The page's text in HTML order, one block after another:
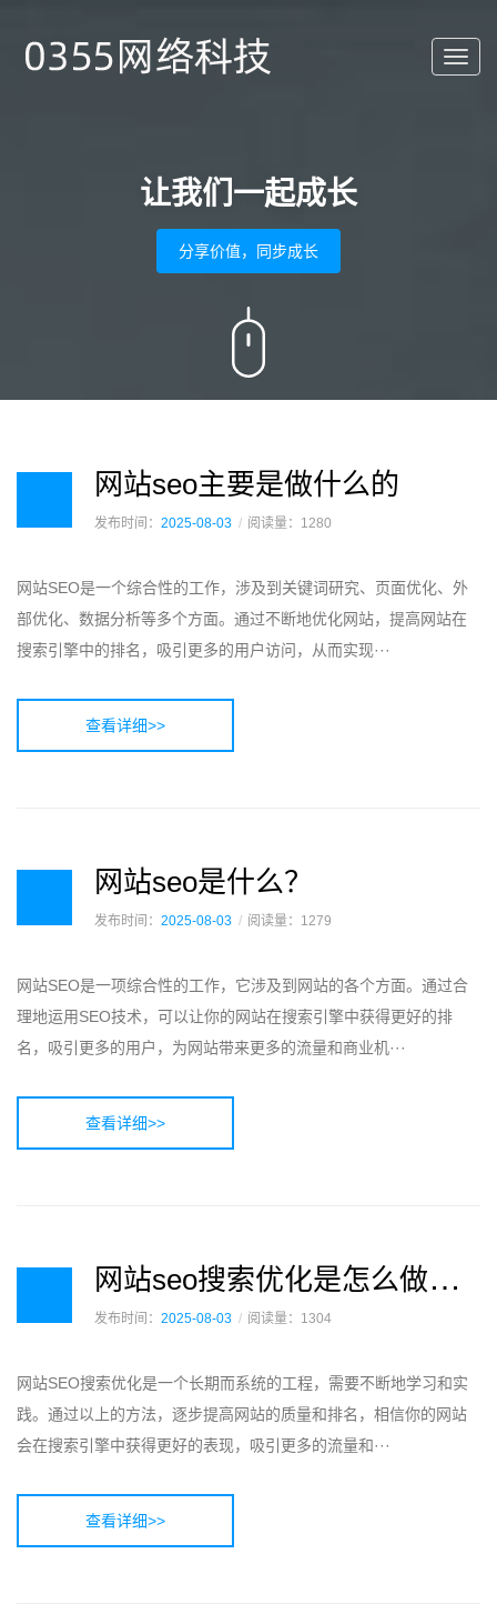
让我们一起成长
分享价值，同步成长
网站seo主要是做什么的
发布时间： 2025-08-03 阅读量：1280
网站SEO是一个综合性的工作，涉及到关键词研究、页面优化、外
部优化、数据分析等多个方面。通过不断地优化网站，提高网站在
搜索引擎中的排名，吸引更多的用户访问，从而实现···
查看详细>>
网站seo是什么？
发布时间： 2025-08-03 阅读量：1279
网站SEO是一项综合性的工作，它涉及到网站的各个方面。通过合
理地运用SEO技术，可以让你的网站在搜索引擎中获得更好的排
名，吸引更多的用户，为网站带来更多的流量和商业机···
查看详细>>
网
站seo搜索优化是怎么做的？
发布时间： 2025-08-03 阅读量：1304
网站SEO搜索优化是一个长期而系统的工程，需要不断地学习和实
践。通过以上的方法，逐步提高网站的质量和排名，相信你的网站
会在搜索引擎中获得更好的表现，吸引更多的流量和···
查看详细>>